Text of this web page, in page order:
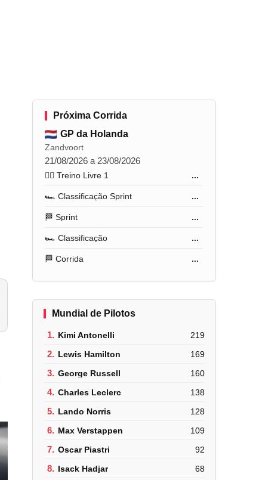
Próxima Corrida
GP da Holanda
Zandvoort
21/08/2026 a 23/08/2026
🏋️‍♂️ Treino Livre 1 ...
🏎️ Classificação Sprint ...
🏁 Sprint ...
🏎️ Classificação ...
🏁 Corrida ...
Mundial de Pilotos
1. Kimi Antonelli 219
2. Lewis Hamilton 169
3. George Russell 160
4. Charles Leclerc 138
5. Lando Norris 128
6. Max Verstappen 109
7. Oscar Piastri 92
8. Isack Hadjar 68